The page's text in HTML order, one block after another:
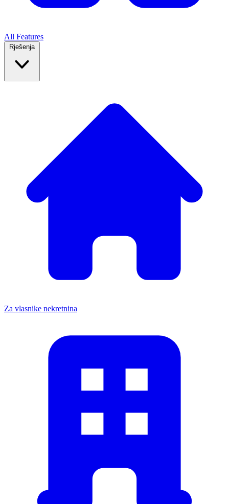
All Features
Rješenja
Za vlasnike nekretnina